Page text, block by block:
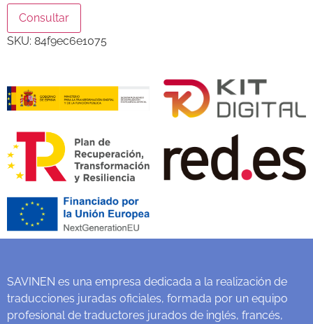
Consultar
SKU: 84f9ec6e1075
SAVINEN es una empresa dedicada a la realización de
traducciones juradas oficiales, formada por un equipo
profesional de traductores jurados de inglés, francés,